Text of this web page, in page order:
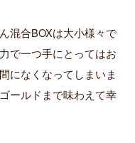
混合BOXは大小様々で
で一つ手にとってはお
になくなってしまいま
ールドまで味わえて幸